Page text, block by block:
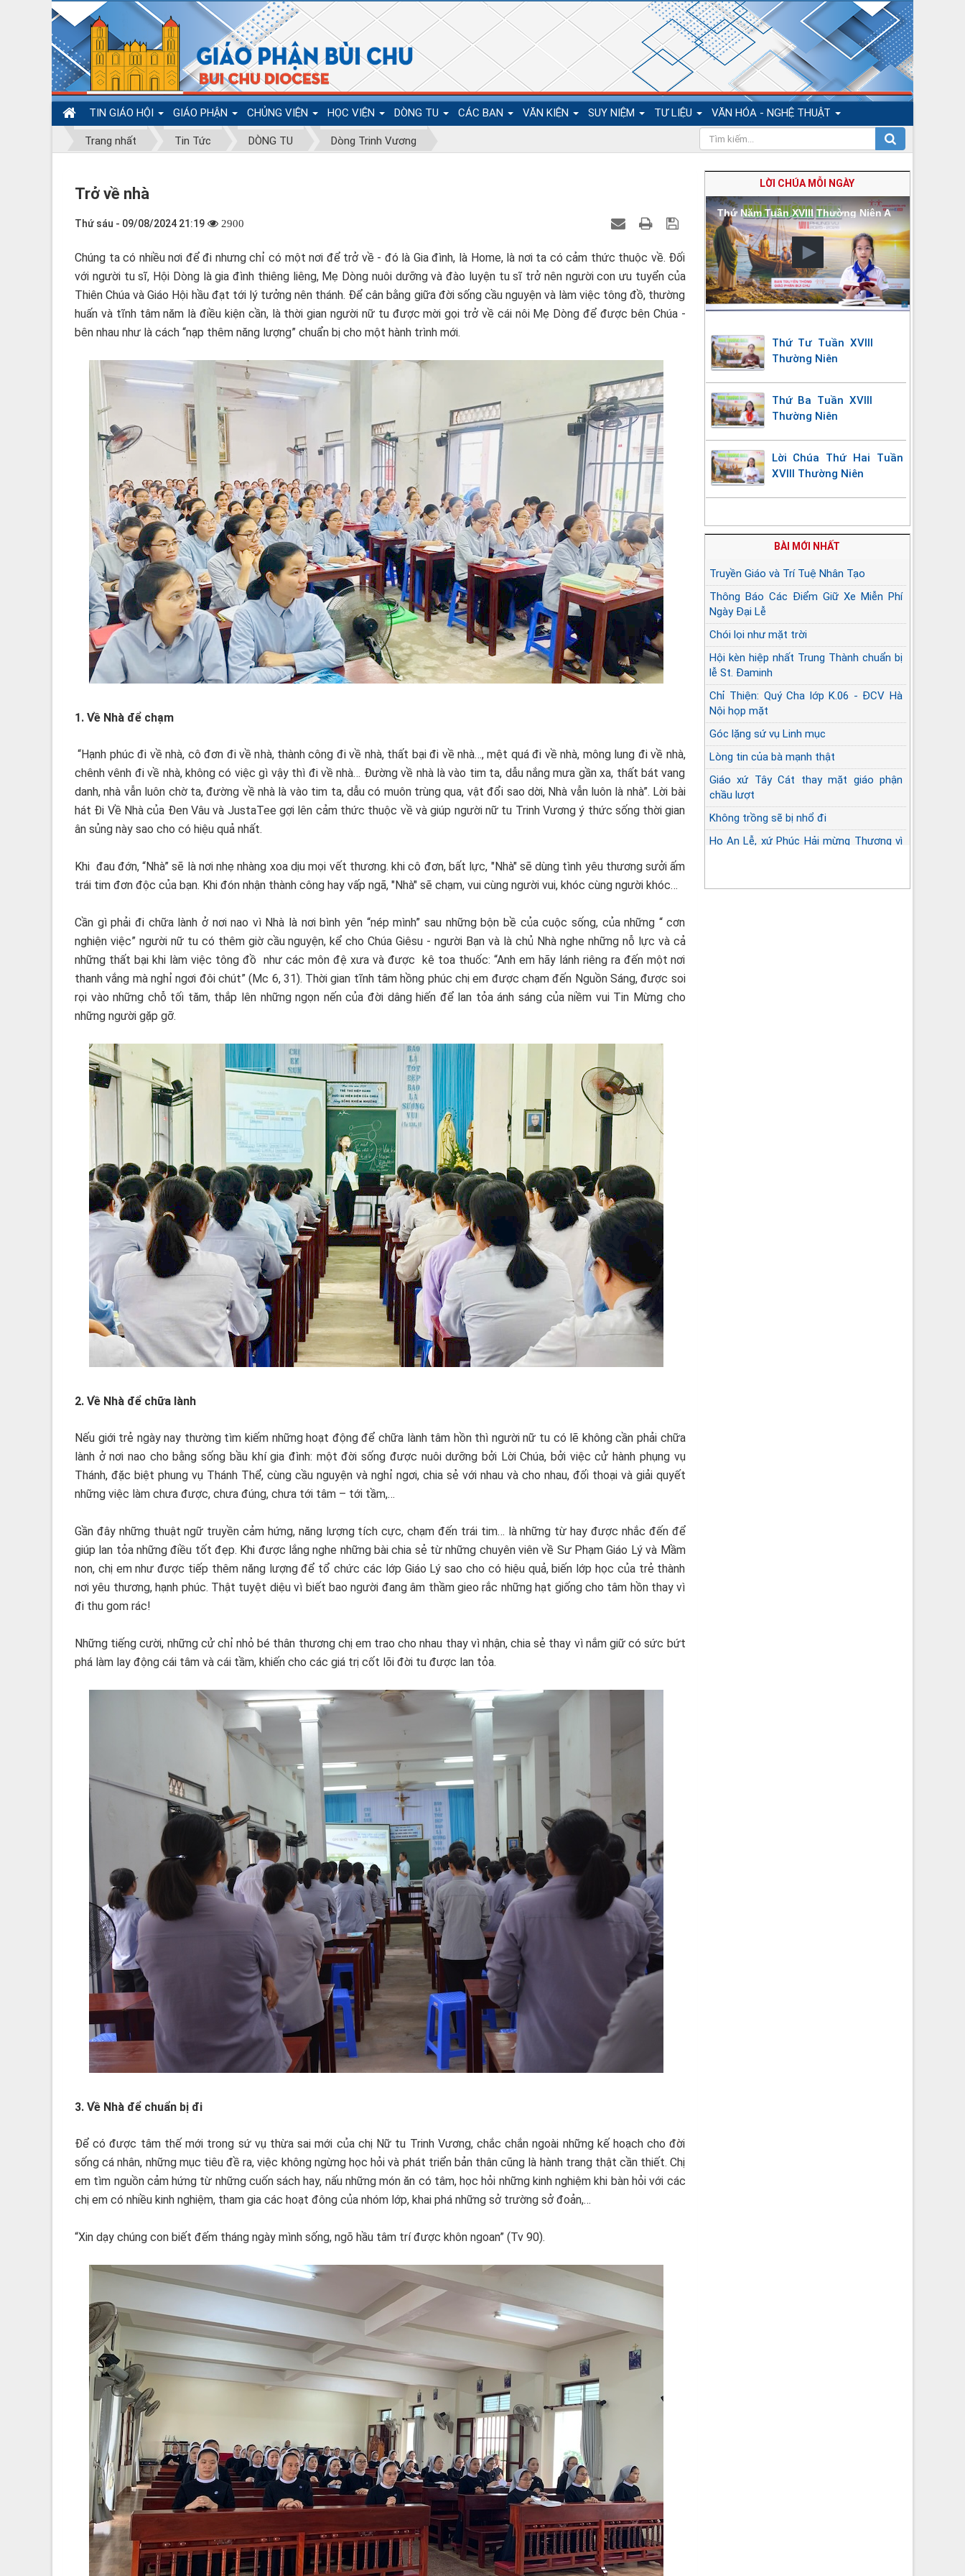
TIN GIÁO HỘI GIÁO PHẬN CHỦNG VIỆN HỌC VIỆN DÒNG TU CÁC BAN VĂN KIỆN SUY NIỆM TƯ LIỆU VĂN HÓA - NGHỆ THUẬT
Trang nhất Tin Tức DÒNG TU Dòng Trinh Vương
Trở về nhà
Thứ sáu - 09/08/2024 21:19 2900
Chúng ta có nhiều nơi để đi nhưng chỉ có một nơi để trở về - đó là Gia đình, là Home, là nơi ta có cảm thức thuộc về. Đối
với người tu sĩ, Hội Dòng là gia đình thiêng liêng, Mẹ Dòng nuôi dưỡng và đào luyện tu sĩ trở nên người con ưu tuyển của
Thiên Chúa và Giáo Hội hầu đạt tới lý tưởng nên thánh. Để cân bằng giữa đời sống cầu nguyện và làm việc tông đồ, thường
huấn và tĩnh tâm năm là điều kiện cần, là thời gian người nữ tu được mời gọi trở về cái nôi Mẹ Dòng để được bên Chúa -
bên nhau như là cách “nạp thêm năng lượng” chuẩn bị cho một hành trình mới.
1. Về Nhà để chạm
“Hạnh phúc đi về nhà, cô đơn đi về nhà, thành công đi về nhà, thất bại đi về nhà…, mệt quá đi về nhà, mông lung đi về nhà,
chênh vênh đi về nhà, không có việc gì vậy thì đi về nhà… Đường về nhà là vào tim ta, dẫu nắng mưa gần xa, thất bát vang
danh, nhà vẫn luôn chờ ta, đường về nhà là vào tim ta, dẫu có muôn trùng qua, vật đổi sao dời, Nhà vẫn luôn là nhà”. Lời bài
hát Đi Về Nhà của Đen Vâu và JustaTee gợi lên cảm thức thuộc về và giúp người nữ tu Trinh Vương ý thức sống thời gian
ân sủng này sao cho có hiệu quả nhất.
Khi đau đớn, “Nhà” sẽ là nơi nhẹ nhàng xoa dịu mọi vết thương. khi cô đơn, bất lực, "Nhà" sẽ dùng tình yêu thương sưởi ấm
trái tim đơn độc của bạn. Khi đón nhận thành công hay vấp ngã, "Nhà" sẽ chạm, vui cùng người vui, khóc cùng người khóc…
Cần gì phải đi chữa lành ở nơi nao vì Nhà là nơi bình yên “nép mình” sau những bộn bề của cuộc sống, của những “ cơn
nghiện việc” người nữ tu có thêm giờ cầu nguyện, kể cho Chúa Giêsu - người Bạn và là chủ Nhà nghe những nỗ lực và cả
những thất bại khi làm việc tông đồ như các môn đệ xưa và được kê toa thuốc: “Anh em hãy lánh riêng ra đến một nơi
thanh vắng mà nghỉ ngơi đôi chút” (Mc 6, 31). Thời gian tĩnh tâm hồng phúc chị em được chạm đến Nguồn Sáng, được soi
rọi vào những chỗ tối tăm, thắp lên những ngọn nến của đời dâng hiến để lan tỏa ánh sáng của niềm vui Tin Mừng cho
những người gặp gỡ.
2. Về Nhà để chữa lành
Nếu giới trẻ ngày nay thường tìm kiếm những hoạt động để chữa lành tâm hồn thì người nữ tu có lẽ không cần phải chữa
lành ở nơi nao cho bằng sống bầu khí gia đình: một đời sống được nuôi dưỡng bởi Lời Chúa, bởi việc cử hành phụng vụ
Thánh, đặc biệt phung vụ Thánh Thể, cùng cầu nguyện và nghỉ ngơi, chia sẻ với nhau và cho nhau, đối thoại và giải quyết
những việc làm chưa được, chưa đúng, chưa tới tâm – tới tầm,…
Gần đây những thuật ngữ truyền cảm hứng, năng lượng tích cực, chạm đến trái tim… là những từ hay được nhắc đến để
giúp lan tỏa những điều tốt đẹp. Khi được lắng nghe những bài chia sẻ từ những chuyên viên về Sư Phạm Giáo Lý và Mầm
non, chị em như được tiếp thêm năng lượng để tổ chức các lớp Giáo Lý sao cho có hiệu quả, biến lớp học của trẻ thành
nơi yêu thương, hạnh phúc. Thật tuyệt diệu vì biết bao người đang âm thầm gieo rắc những hạt giống cho tâm hồn thay vì
đi thu gom rác!
Những tiếng cười, những cử chỉ nhỏ bé thân thương chị em trao cho nhau thay vì nhận, chia sẻ thay vì nắm giữ có sức bứt
phá làm lay động cái tâm và cái tầm, khiến cho các giá trị cốt lõi đời tu được lan tỏa.
3. Về Nhà để chuẩn bị đi
Để có được tâm thế mới trong sứ vụ thừa sai mới của chị Nữ tu Trinh Vương, chắc chắn ngoài những kế hoạch cho đời
sống cá nhân, những mục tiêu đề ra, việc không ngừng học hỏi và phát triển bản thân cũng là hành trang thật cần thiết. Chị
em tìm nguồn cảm hứng từ những cuốn sách hay, nấu những món ăn có tâm, học hỏi những kinh nghiệm khi bàn hỏi với các
chị em có nhiều kinh nghiệm, tham gia các hoạt đông của nhóm lớp, khai phá những sở trường sở đoản,…
“Xin dạy chúng con biết đếm tháng ngày mình sống, ngõ hầu tâm trí được khôn ngoan” (Tv 90).
LỜI CHÚA MỖI NGÀY
Thứ Năm Tuần XVIII Thường Niên A
Thứ Tư Tuần XVIII
Thường Niên
Thứ Ba Tuần XVIII
Thường Niên
Lời Chúa Thứ Hai Tuần
XVIII Thường Niên
BÀI MỚI NHẤT
Truyền Giáo và Trí Tuệ Nhân Tạo
Thông Báo Các Điểm Giữ Xe Miễn Phí
Ngày Đại Lễ
Chói lọi như mặt trời
Hội kèn hiệp nhất Trung Thành chuẩn bị
lễ St. Đaminh
Chỉ Thiện: Quý Cha lớp K.06 - ĐCV Hà
Nội họp mặt
Góc lặng sứ vụ Linh mục
Lòng tin của bà mạnh thật
Giáo xứ Tây Cát thay mặt giáo phận
chầu lượt
Không trồng sẽ bị nhổ đi
Họ An Lễ, xứ Phúc Hải mừng Thượng vì